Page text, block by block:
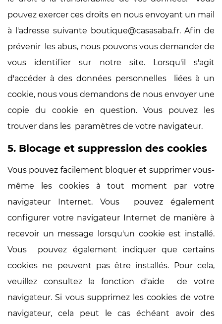
pouvez exercer ces droits en nous envoyant un mail
à l'adresse suivante boutique@casasaba.fr. Afin de
prévenir les abus, nous pouvons vous demander de
vous identifier sur notre site. Lorsqu'il s'agit
d'accéder à des données personnelles liées à un
cookie, nous vous demandons de nous envoyer une
copie du cookie en question. Vous pouvez les
trouver dans les paramètres de votre navigateur.
5. Blocage et suppression des cookies
Vous pouvez facilement bloquer et supprimer vous-
même les cookies à tout moment par votre
navigateur Internet. Vous pouvez également
configurer votre navigateur Internet de manière à
recevoir un message lorsqu'un cookie est installé.
Vous pouvez également indiquer que certains
cookies ne peuvent pas être installés. Pour cela,
veuillez consultez la fonction d'aide de votre
navigateur. Si vous supprimez les cookies de votre
navigateur, cela peut le cas échéant avoir des